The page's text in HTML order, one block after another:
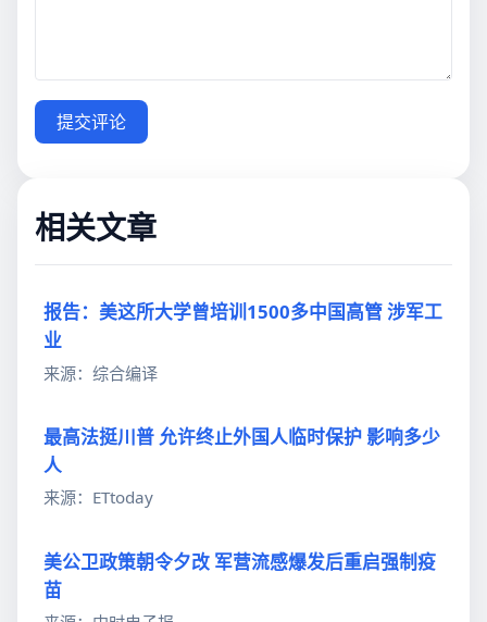
提交评论
相关文章
报告：美这所大学曾培训1500多中国高管 涉军工
业
来源：综合编译
最高法挺川普 允许终止外国人临时保护 影响多少
人
来源：ETtoday
美公卫政策朝令夕改 军营流感爆发后重启强制疫
苗